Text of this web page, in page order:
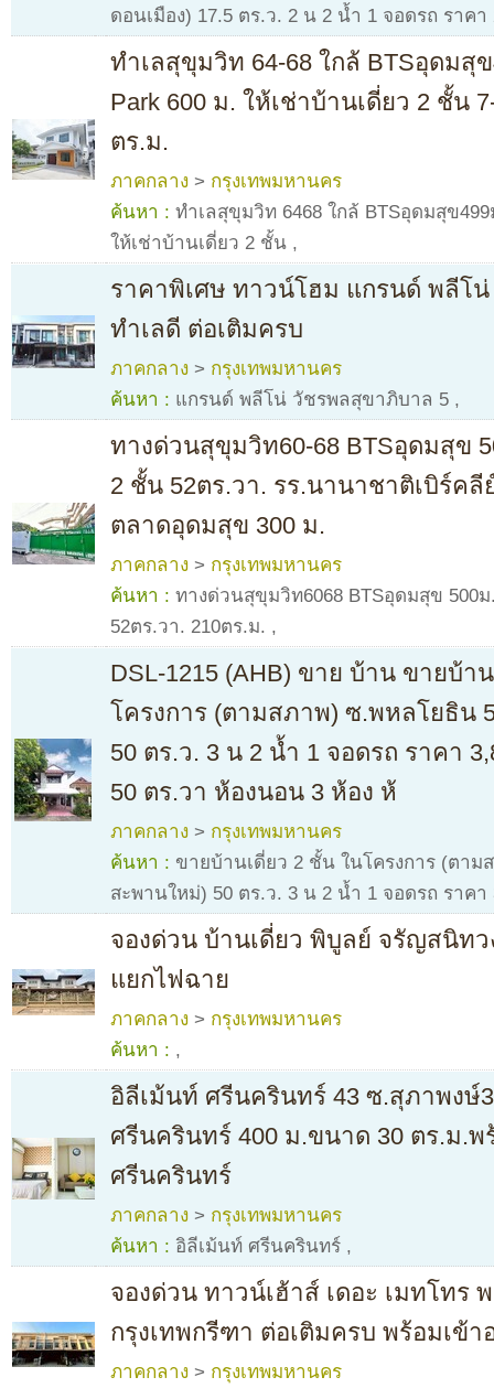
ดอนเมือง) 17.5 ตร.ว. 2 น 2 น้ำ 1 จอดรถ ราค
ทำเลสุขุมวิท 64-68 ใกล้ BTSอุดมสุข
Park 600 ม. ให้เช่าบ้านเดี่ยว 2 ชั้น
ตร.ม.
ภาคกลาง > กรุงเทพมหานคร
ค้นหา : ทำเลสุขุมวิท 6468 ใกล้ BTSอุดมสุข
ให้เช่าบ้านเดี่ยว 2 ชั้น ,
ราคาพิเศษ ทาวน์โฮม แกรนด์ พลีโ
ทำเลดี ต่อเติมครบ
ภาคกลาง > กรุงเทพมหานคร
ค้นหา : แกรนด์ พลีโน่ วัชรพลสุขาภิบาล 5 ,
ทางด่วนสุขุมวิท60-68 BTSอุดมสุข
2 ชั้น 52ตร.วา. รร.นานาชาติเบิร์ค
ตลาดอุดมสุข 300 ม.
ภาคกลาง > กรุงเทพมหานคร
ค้นหา : ทางด่วนสุขุมวิท6068 BTSอุดมสุข 500
52ตร.วา. 210ตร.ม. ,
DSL-1215 (AHB) ขาย บ้าน ขายบ้า
โครงการ (ตามสภาพ) ซ.พหลโยธิน
50 ตร.ว. 3 น 2 น้ำ 1 จอดรถ ราคา
50 ตร.วา ห้องนอน 3 ห้อง ห้
ภาคกลาง > กรุงเทพมหานคร
ค้นหา : ขายบ้านเดี่ยว 2 ชั้น ในโครงการ (ตาม
สะพานใหม่) 50 ตร.ว. 3 น 2 น้ำ 1 จอดรถ ราคา
จองด่วน บ้านเดี่ยว พิบูลย์ จรัญสนิทว
แยกไฟฉาย
ภาคกลาง > กรุงเทพมหานคร
ค้นหา : ,
อิลีเม้นท์ ศรีนครินทร์ 43 ซ.สุภาพงษ์
ศรีนครินทร์ 400 ม.ขนาด 30 ตร.ม.พ
ศรีนครินทร์
ภาคกลาง > กรุงเทพมหานคร
ค้นหา : อิลีเม้นท์ ศรีนครินทร์ ,
จองด่วน ทาวน์เฮ้าส์ เดอะ เมทโทร
กรุงเทพกรีฑา ต่อเติมครบ พร้อมเข้า
ภาคกลาง > กรุงเทพมหานคร